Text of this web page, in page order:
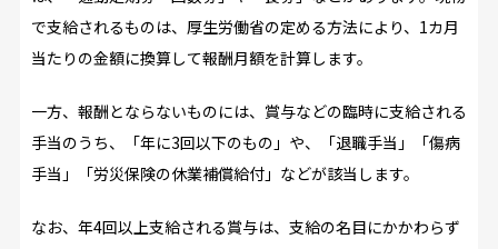
で支給されるものは、厚生労働省の定める方法により、1カ月
当たりの金額に換算して報酬月額を計算します。
一方、報酬とならないものには、賞与などの臨時に支給される
手当のうち、「年に3回以下のもの」や、「退職手当」「傷病
手当」「労災保険の休業補償給付」などが該当します。
なお、年4回以上支給される賞与は、支給の名目にかかわらず